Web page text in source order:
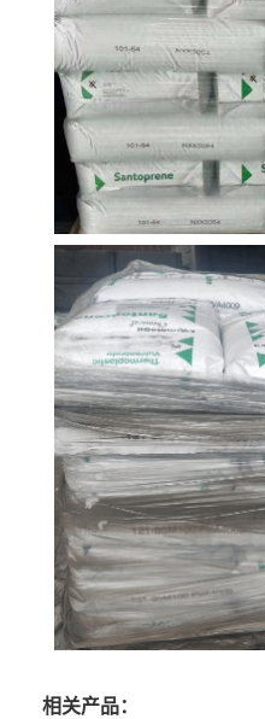
相关产品：